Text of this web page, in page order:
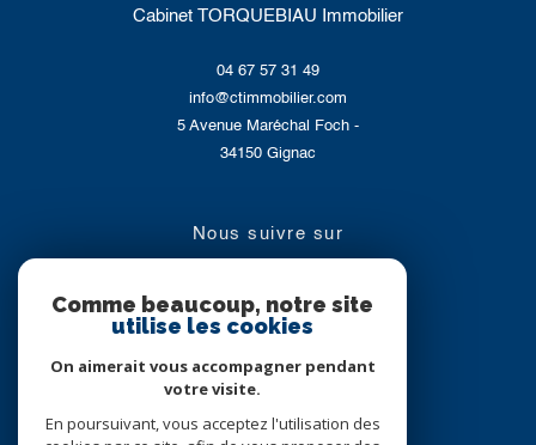
Cabinet TORQUEBIAU Immobilier
04 67 57 31 49
info@ctimmobilier.com
5 Avenue Maréchal Foch -
34150
Gignac
nous suivre sur
Adhérents
Comme beaucoup, notre site
utilise les cookies
On aimerait vous accompagner pendant
votre visite.
En poursuivant, vous acceptez l'utilisation des